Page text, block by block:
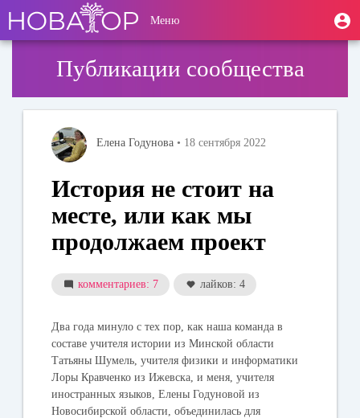
основному
содержанию
User
account
Меню
Публикации сообщества
Елена Годунова • 18 сентября 2022
История не стоит на
месте, или как мы
продолжаем проект
комментариев: 7 лайков: 4
Два года минуло с тех пор, как наша команда в
составе учителя истории из Минской области
Татьяны Шумель, учителя физики и информатики
Лоры Кравченко из Ижевска, и меня, учителя
иностранных языков, Елены Годуновой из
Новосибирской области, объединилась для